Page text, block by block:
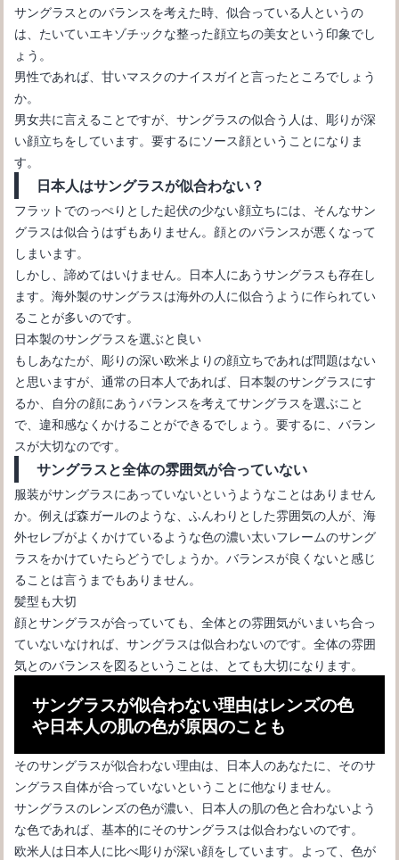
サングラスのフレーム選び【メンズ】自分に似合う形の選び方
サングラスに求める効果とは､､､大切なのはレンズの色ではない？
サングラスの選び方【メンズ編】失敗なしで似合うポイントを紹
介
サングラスが紫外線をカット出来る寿命をお教します！
サングラスとのバランスを考えた時、似合っている人というの
は、たいていエキゾチックな整った顔立ちの美女という印象でし
ょう。
男性であれば、甘いマスクのナイスガイと言ったところでしょう
か。
男女共に言えることですが、サングラスの似合う人は、彫りが深
い顔立ちをしています。要するにソース顔ということになりま
す。
日本人はサングラスが似合わない？
フラットでのっぺりとした起伏の少ない顔立ちには、そんなサン
グラスは似合うはずもありません。顔とのバランスが悪くなって
しまいます。
しかし、諦めてはいけません。日本人にあうサングラスも存在し
ます。海外製のサングラスは海外の人に似合うように作られてい
ることが多いのです。
日本製のサングラスを選ぶと良い
もしあなたが、彫りの深い欧米よりの顔立ちであれば問題はない
と思いますが、通常の日本人であれば、日本製のサングラスにす
るか、自分の顔にあうバランスを考えてサングラスを選ぶこと
で、違和感なくかけることができるでしょう。要するに、バラン
スが大切なのです。
サングラスと全体の雰囲気が合っていない
服装がサングラスにあっていないというようなことはありません
か。例えば森ガールのような、ふんわりとした雰囲気の人が、海
外セレブがよくかけているような色の濃い太いフレームのサング
ラスをかけていたらどうでしょうか。バランスが良くないと感じ
ることは言うまでもありません。
髪型も大切
顔とサングラスが合っていても、全体との雰囲気がいまいち合っ
ていないなければ、サングラスは似合わないのです。全体の雰囲
気とのバランスを図るということは、とても大切になります。
サングラスが似合わない理由はレンズの色
や日本人の肌の色が原因のことも
そのサングラスが似合わない理由は、日本人のあなたに、そのサ
ングラス自体が合っていないということに他なりません。
サングラスのレンズの色が濃い、日本人の肌の色と合わないよう
な色であれば、基本的にそのサングラスは似合わないのです。
欧米人は日本人に比べ彫りが深い顔をしています。よって、色が